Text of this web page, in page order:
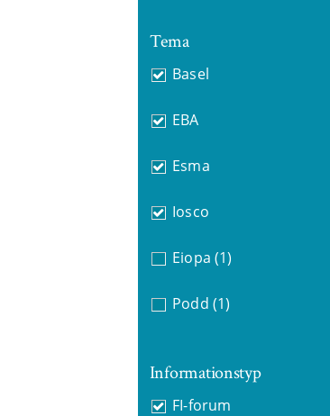
Tema
Basel
EBA
Esma
Iosco
Eiopa (1)
Podd (1)
Informationstyp
FI-forum